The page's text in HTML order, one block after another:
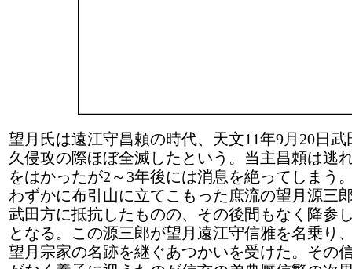
望月氏は遠江守昌頼の時代、天文11年9月20日武
久侵攻の際ほぼ全滅したという。当主昌頼は逃
をはかったが2～3年後には消息を絶ってしまう
わずかに布引山に立てこもった庶流の望月源三
武田方に抵抗したものの、その後間もなく降参
となる。この源三郎が望月遠江守信雅を名乗り
望月宗家の名跡を継ぐあつかいを受けた。その